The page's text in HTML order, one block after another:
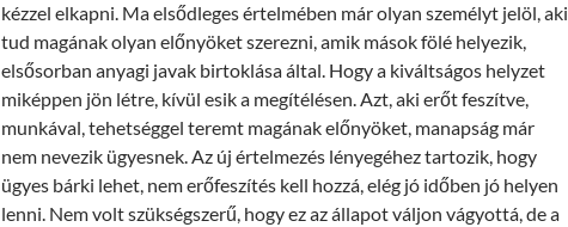
kézzel elkapni. Ma elsődleges értelmében már olyan személyt jelöl, aki
tud magának olyan előnyöket szerezni, amik mások fölé helyezik,
elsősorban anyagi javak birtoklása által. Hogy a kiváltságos helyzet
miképpen jön létre, kívül esik a megítélésen. Azt, aki erőt feszítve,
munkával, tehetséggel teremt magának előnyöket, manapság már
nem nevezik ügyesnek. Az új értelmezés lényegéhez tartozik, hogy
ügyes bárki lehet, nem erőfeszítés kell hozzá, elég jó időben jó helyen
lenni. Nem volt szükségszerű, hogy ez az állapot váljon vágyottá, de a